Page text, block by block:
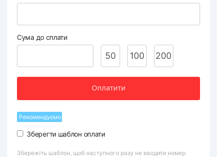
Сума до сплати
50 100 200
Оплатити
Рекомендуємо
Зберегти шаблон оплати
Збережіть шаблон, щоб наступного разу не вводити номер